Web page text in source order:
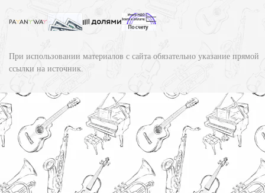
При использовании материалов с сайта обязательно указание прямой
ссылки на источник.